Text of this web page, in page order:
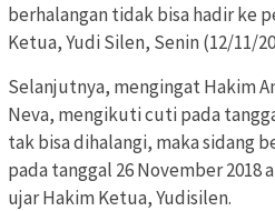
berhalangan tidak bisa hadir ke
Ketua, Yudi Silen, Senin (12/11/
Selanjutnya, mengingat Hakim
Neva, mengikuti cuti pada
tak bisa dihalangi, maka sidang
pada tanggal 26 November 2018
ujar Hakim Ketua, Yudisilen.